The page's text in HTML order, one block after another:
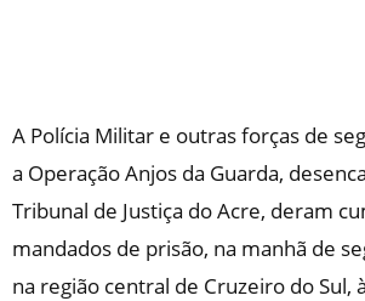
A Polícia Militar e outras forças de
a Operação Anjos da Guarda,
Tribunal de Justiça do Acre, deram
mandados de prisão, na manhã de
na região central de Cruzeiro do Sul,